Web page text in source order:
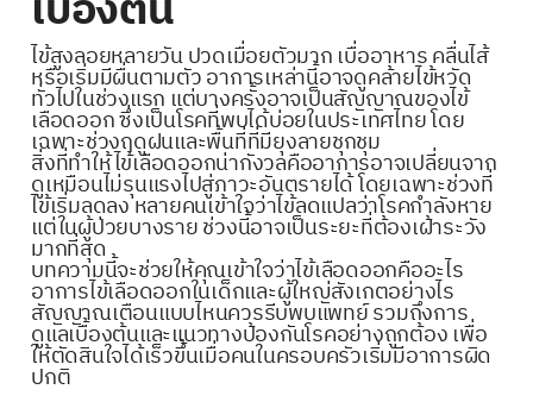
ไข้สูงลอยหลายวัน ปวดเมื่อยตัวมาก เบื่ออาหาร คลื่นไส้
หรือเริ่มมีผื่นตามตัว อาการเหล่านี้อาจดูคล้ายไข้หวัด
ทั่วไปในช่วงแรก แต่บางครั้งอาจเป็นสัญญาณของไข้
เลือดออก ซึ่งเป็นโรคที่พบได้บ่อยในประเทศไทย โดย
เฉพาะช่วงฤดูฝนและพื้นที่ที่มียุงลายชุกชุม
สิ่งที่ทำให้ไข้เลือดออกน่ากังวลคืออาการอาจเปลี่ยนจาก
ดูเหมือนไม่รุนแรงไปสู่ภาวะอันตรายได้ โดยเฉพาะช่วงที่
ไข้เริ่มลดลง หลายคนเข้าใจว่าไข้ลดแปลว่าโรคกำลังหาย
แต่ในผู้ป่วยบางราย ช่วงนี้อาจเป็นระยะที่ต้องเฝ้าระวัง
มากที่สุด
บทความนี้จะช่วยให้คุณเข้าใจว่าไข้เลือดออกคืออะไร
อาการไข้เลือดออกในเด็กและผู้ใหญ่สังเกตอย่างไร
สัญญาณเตือนแบบไหนควรรีบพบแพทย์ รวมถึงการ
ดูแลเบื้องต้นและแนวทางป้องกันโรคอย่างถูกต้อง เพื่อ
ให้ตัดสินใจได้เร็วขึ้นเมื่อคนในครอบครัวเริ่มมีอาการผิด
ปกติ